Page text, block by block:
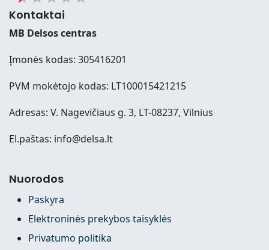
Kontaktai
MB Delsos centras
Įmonės kodas: 305416201
PVM mokėtojo kodas: LT100015421215
Adresas: V. Nagevičiaus g. 3, LT-08237, Vilnius
El.paštas: info@delsa.lt
Nuorodos
Paskyra
Elektroninės prekybos taisyklės
Privatumo politika